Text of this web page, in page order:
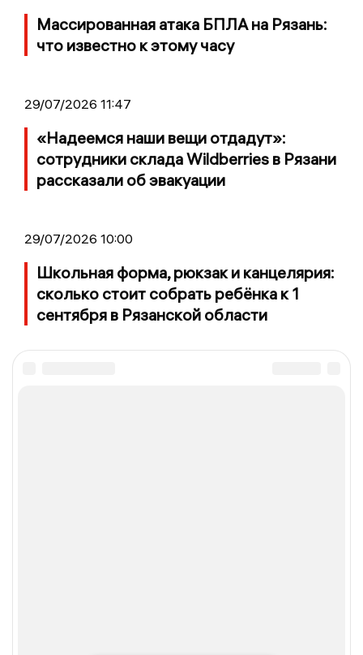
Массированная атака БПЛА на Рязань:
что известно к этому часу
29/07/2026 11:47
«Надеемся наши вещи отдадут»:
сотрудники склада Wildberries в Рязани
рассказали об эвакуации
29/07/2026 10:00
Школьная форма, рюкзак и канцелярия:
сколько стоит собрать ребёнка к 1
сентября в Рязанской области